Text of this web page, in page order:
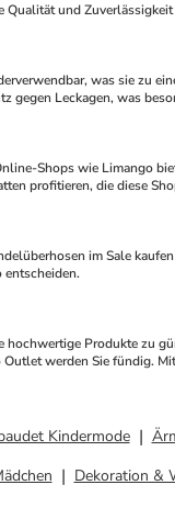
Qualität und
gegen Leckagen, was
profitieren, die diese
entscheiden.
werden Sie fündig.
Kindermode
Dekoration &